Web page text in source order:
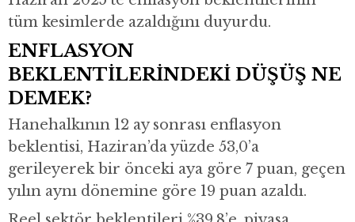
tüm kesimlerde azaldığını duyurdu.
ENFLASYON
BEKLENTİLERİNDEKİ DÜŞÜŞ NE
DEMEK?
Hanehalkının 12 ay sonrası enflasyon
beklentisi, Haziran’da yüzde 53,0’a
gerileyerek bir önceki aya göre 7 puan, geçen
yılın aynı dönemine göre 19 puan azaldı.